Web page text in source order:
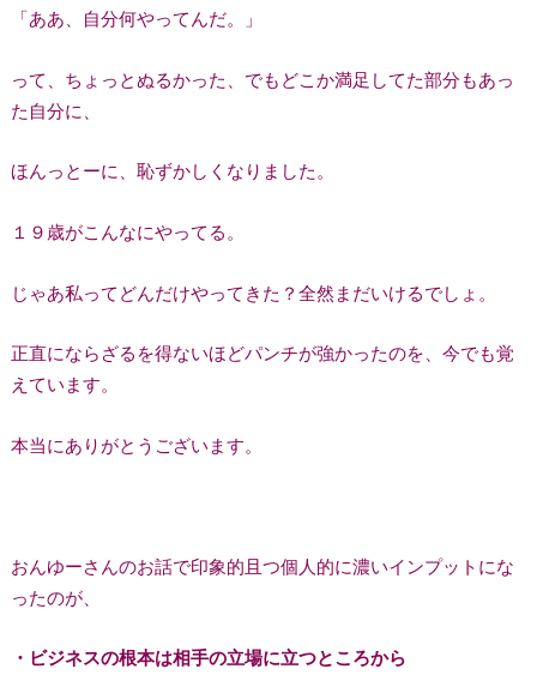
「ああ、自分何やってんだ。」
って、ちょっとぬるかった、でもどこか満足してた部分もあっ
た自分に、
ほんっとーに、恥ずかしくなりました。
１９歳がこんなにやってる。
じゃあ私ってどんだけやってきた？全然まだいけるでしょ。
正直にならざるを得ないほどパンチが強かったのを、今でも覚
えています。
本当にありがとうございます。
おんゆーさんのお話で印象的且つ個人的に濃いインプットにな
ったのが、
・ビジネスの根本は相手の立場に立つところから